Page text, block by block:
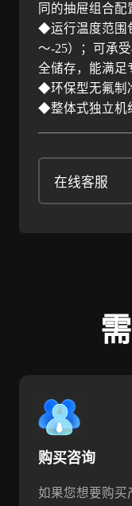
同的抽屉组合配
◆运行温度范围
～-25）；可承
全储存，能满足
◆环保型无氟制
◆整体式独立机
在线客服
购买咨询
如果您想要购买